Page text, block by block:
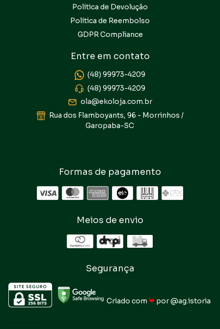
Política de Devolução
Política de Reembolso
GDPR Compliance
Entre em contato
(48) 99973-4209
(48) 99973-4209
ola@ekoloja.com.br
Rua dos Flamboyants, 96 - Morrinhos /
Garopaba-SC
Formas de pagamento
Meios de envio
Segurança
Criado com ❤ por@ag.istoria